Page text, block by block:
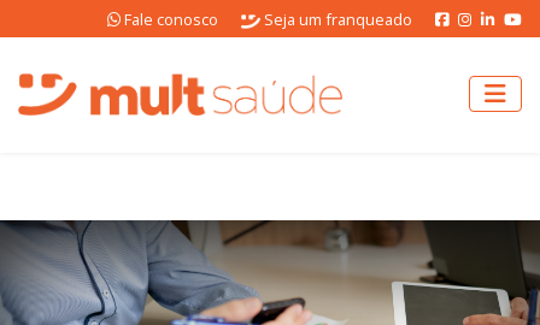
Fale conosco Seja um franqueado